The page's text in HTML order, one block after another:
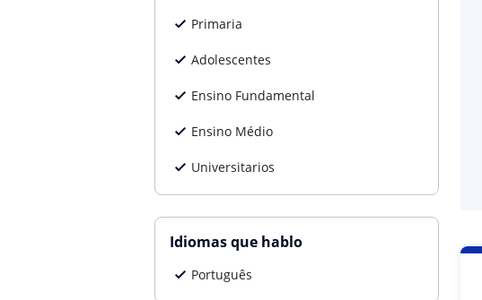
Primaria
Adolescentes
Ensino Fundamental
Ensino Médio
Universitarios
Idiomas que hablo
Português